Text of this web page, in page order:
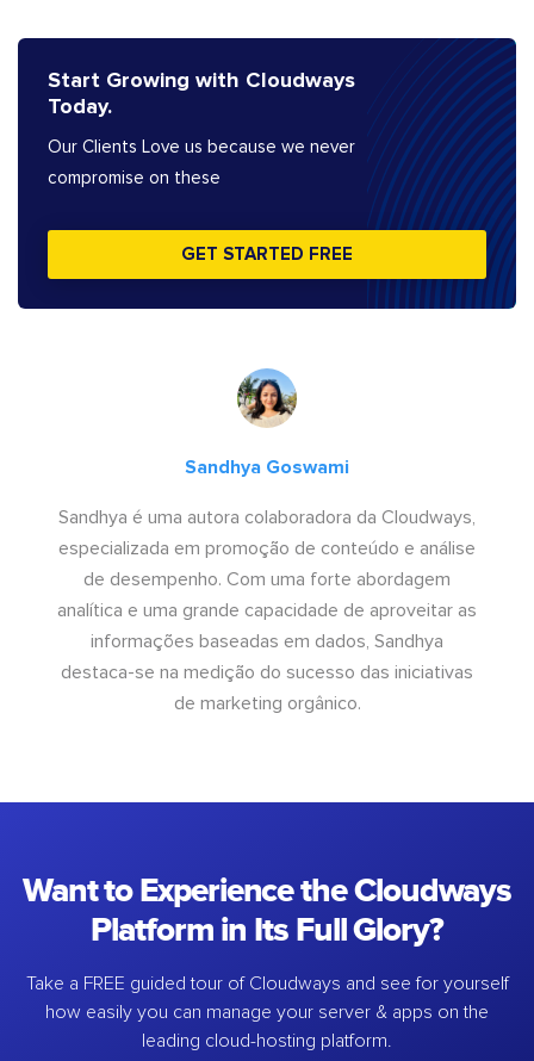
Start Growing with Cloudways
Today.
Our Clients Love us because we never
compromise on these
GET STARTED FREE
Sandhya Goswami
Sandhya é uma autora colaboradora da Cloudways,
especializada em promoção de conteúdo e análise
de desempenho. Com uma forte abordagem
analítica e uma grande capacidade de aproveitar as
informações baseadas em dados, Sandhya
destaca-se na medição do sucesso das iniciativas
de marketing orgânico.
Want to Experience the Cloudways
Platform in Its Full Glory?
Take a FREE guided tour of Cloudways and see for yourself
how easily you can manage your server & apps on the
leading cloud-hosting platform.